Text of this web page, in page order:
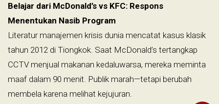
Belajar dari McDonald’s vs KFC: Respons
Menentukan Nasib Program
Literatur manajemen krisis dunia mencatat kasus klasik
tahun 2012 di Tiongkok. Saat McDonald’s tertangkap
CCTV menjual makanan kedaluwarsa, mereka meminta
maaf dalam 90 menit. Publik marah—tetapi berubah
membela karena melihat kejujuran.